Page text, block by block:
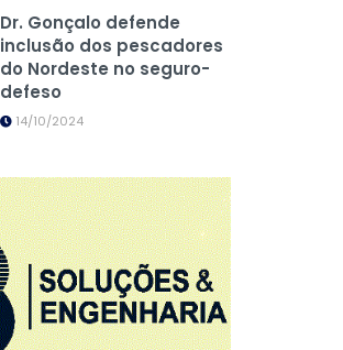
Dr. Gonçalo defende
inclusão dos pescadores
do Nordeste no seguro-
defeso
14/10/2024